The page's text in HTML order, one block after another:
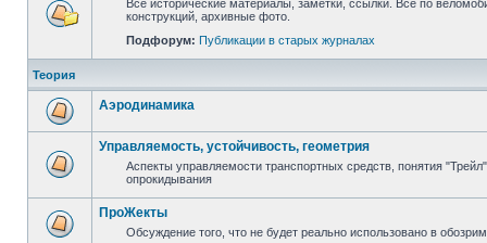
Все исторические материалы, заметки, ссылки. Всё по
конструкций, архивные фото.
Подфорум: Публикации в старых журналах
Теория
Аэродинамика
Управляемость, устойчивость, геометрия
Аспекты управляемости транспортных средств, понятия
опрокидывания
ПроЖекты
Обсуждение того, что не будет реально использовано в